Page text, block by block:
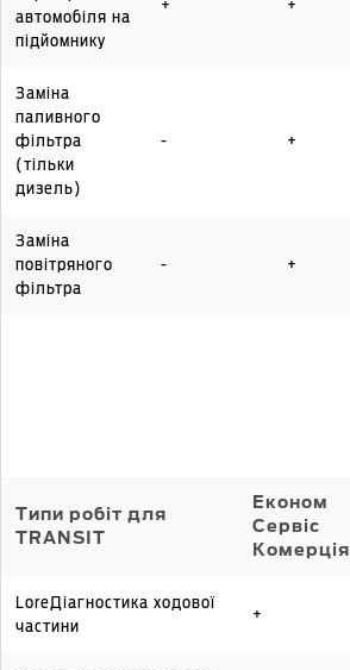
автомобіля на
підйомнику
+ +
Заміна
паливного
фільтра
(тільки
дизель)
- +
Заміна
повітряного
фільтра
- +
Типи робіт для
TRANSIT
Економ
Сервіс
Комерція
LoreДіагностика ходової
частини
+